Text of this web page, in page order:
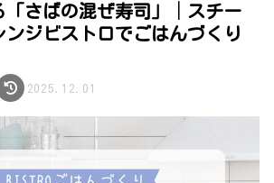
「さばの混ぜ寿司」│スチー
ンジビストロでごはんづくり
2025.12.01